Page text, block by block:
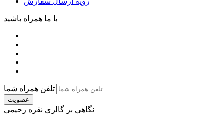
با ما همراه باشید
تلفن همراه شما
عضویت
نگاهی بر گالری نقره رحیمی